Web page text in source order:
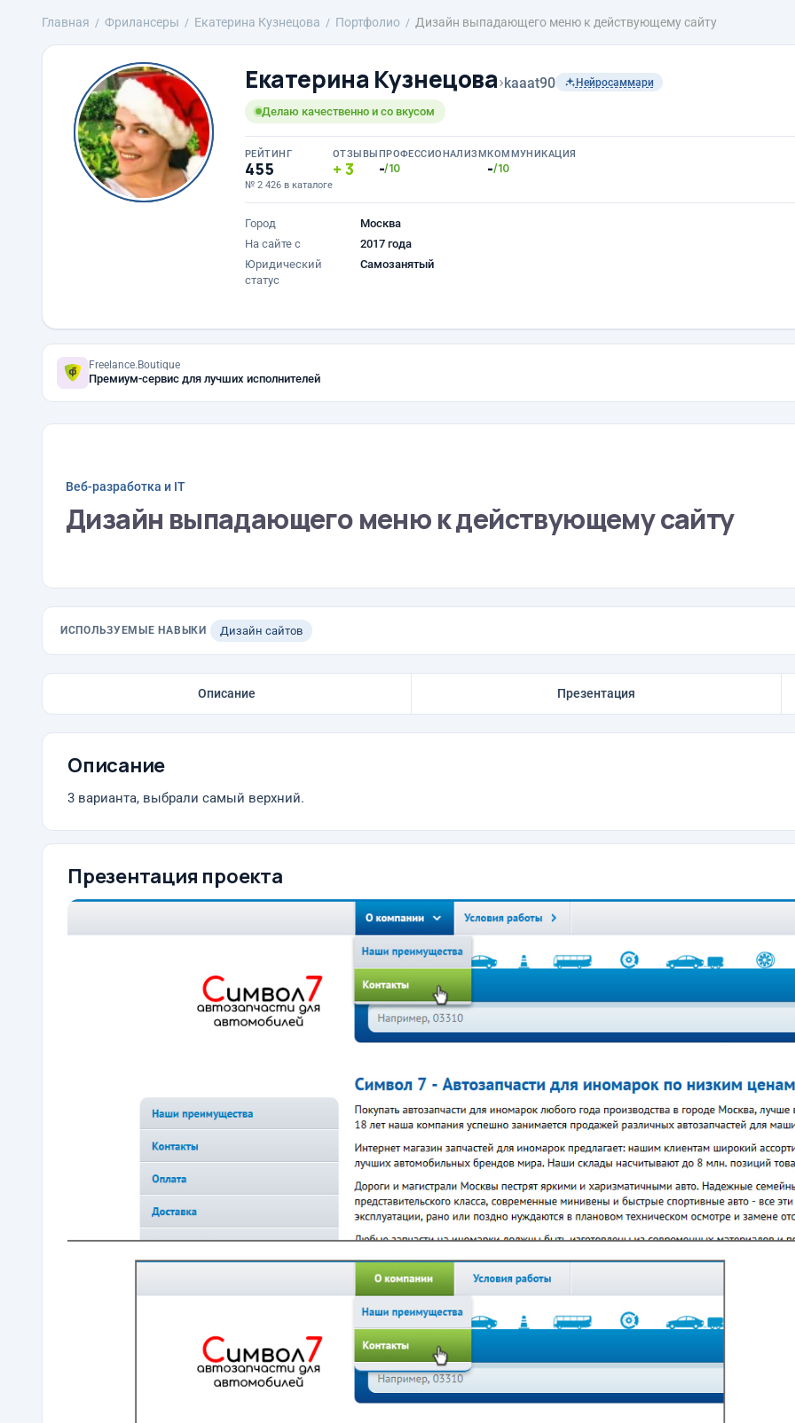
Главная Фрилансеры Екатерина Кузнецова Портфолио Дизайн выпадающего меню к действующему сайту
Екатерина Кузнецова›kaaat90 Нейросаммари
Делаю качественно и со вкусом
РЕЙТИНГ
455
№ 2 426 в каталоге
ОТЗЫВЫ
3
ПРОФЕССИОНАЛИЗМ
-/10
КОММУНИКАЦИЯ
-/10
Город
Москва
На сайте с
2017 года
Юридический
статус
Самозанятый
Freelance.Boutique
Премиум-сервис для лучших исполнителей
Веб-разработка и IT
Дизайн выпадающего меню к действующему сайту
ИСПОЛЬЗУЕМЫЕ НАВЫКИ Дизайн сайтов
Описание Презентация
Описание
3 варианта, выбрали самый верхний.
Презентация проекта